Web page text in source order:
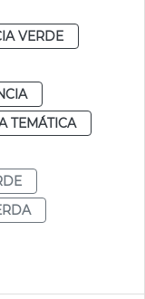
VERDE
TEMÁTICA